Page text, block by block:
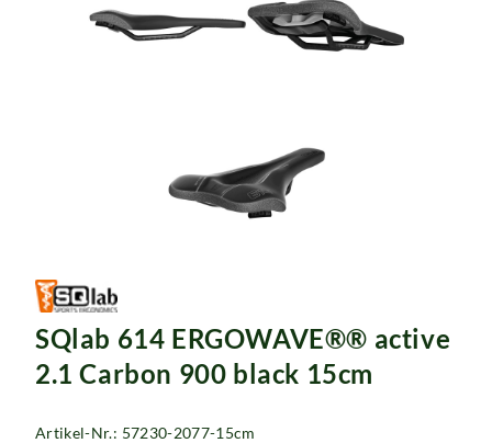
SQlab 614 ERGOWAVE®® active
2.1 Carbon 900 black 15cm
Artikel-Nr.: 57230-2077-15cm